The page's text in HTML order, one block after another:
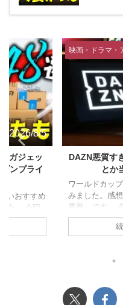
・ドラマ・アニメおすすめ
2026/6/19
悪質すぎ【使ってみた】炎上
とか当たり前だろ
ルドカップ見るためDAZN使って
した。感想ですが、「こいつらは
」です。 今年はDAZNがサッカー
2026のネット配信。テレビない層
一択という状況なので契約し
わせガン無視のサポート、悪質な
全然サッカーに集中できません。
年間プラン詐欺(実は26,340円)